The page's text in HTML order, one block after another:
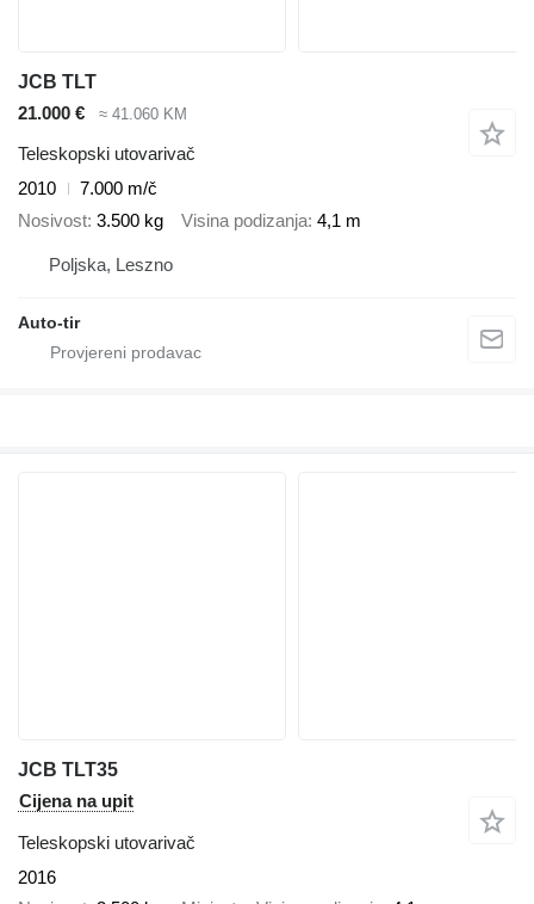
JCB TLT
21.000 €
≈ 41.060 KM
Teleskopski utovarivač
2010
7.000 m/č
Nosivost 3.500 kg Visina podizanja 4,1 m
Poljska, Leszno
Auto-tir
JCB TLT35
Cijena na upit
Teleskopski utovarivač
2016